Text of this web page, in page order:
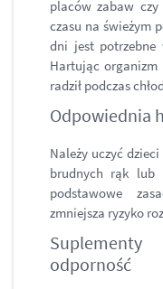
placów zabaw czy
czasu na świeżym
dni jest potrzebne
Hartując organizm
radził podczas
Odpowiednia
Należy uczyć
brudnych rąk lub
podstawowe
zmniejsza ryzyko
odporność